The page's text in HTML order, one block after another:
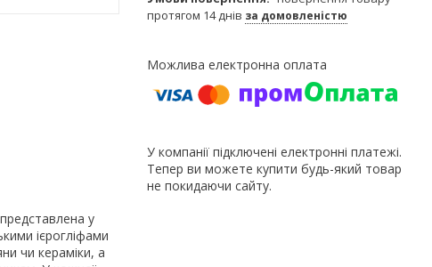
​​у
ієрогліфами
чи кераміки, а
протягом 14 днів за домовленістю
У компанії підключені електронні платежі.
Тепер ви можете купити будь-який товар
не покидаючи сайту.